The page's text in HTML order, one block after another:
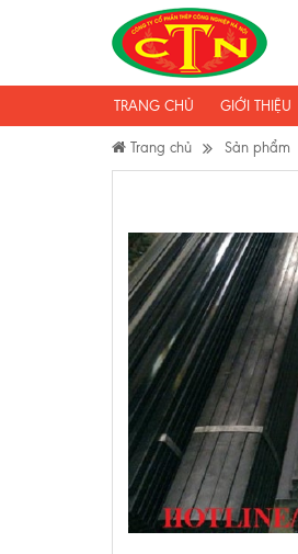
TRANG CHỦ GIỚI THIỆU
Trang chủ Sản phẩm